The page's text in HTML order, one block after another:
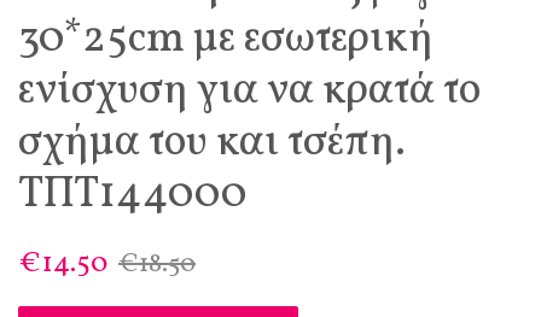
30*25cm με εσωτερική
ενίσχυση για να κρατά το
σχήμα του και τσέπη.
ΤΠΤ144000
€14.50 €18.50